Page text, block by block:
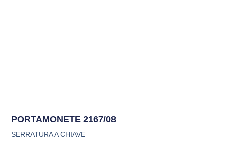
PORTAMONETE 2167/08
SERRATURA A CHIAVE